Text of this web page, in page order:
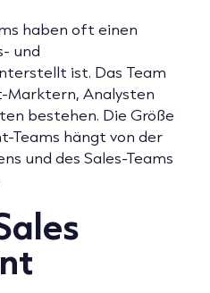
haben oft einen
und
ist. Das Team
Marktern, Analysten
bestehen. Die Größe
Teams hängt von der
und des Sales-Teams